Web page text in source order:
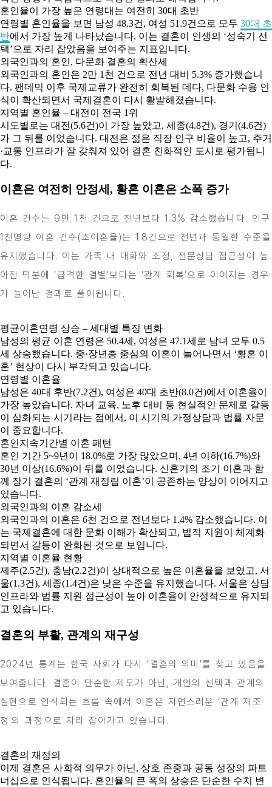
혼인율이 가장 높은 연령대는 여전히 30대 초반
연령별 혼인율을 보면 남성 48.3건, 여성 51.9건으로 모두 30대 초
반에서 가장 높게 나타났습니다. 이는 결혼이 인생의 ‘성숙기 선
택’으로 자리 잡았음을 보여주는 지표입니다.
외국인과의 혼인, 다문화 결혼의 확산세
외국인과의 혼인은 2만 1천 건으로 전년 대비 5.3% 증가했습니
다. 팬데믹 이후 국제교류가 완전히 회복된 데다, 다문화 수용 인
식이 확산되면서 국제결혼이 다시 활발해졌습니다.
지역별 혼인율 – 대전이 전국 1위
시도별로는 대전(5.6건)이 가장 높았고, 세종(4.8건), 경기(4.6건)
가 그 뒤를 이었습니다. 대전은 젊은 직장 인구 비율이 높고, 주거
·교통 인프라가 잘 갖춰져 있어 결혼 친화적인 도시로 평가됩니
다.
이혼은 여전히 안정세, 황혼 이혼은 소폭 증가
이혼 건수는 9만 1천 건으로 전년보다 1.3% 감소했습니다. 인구
1천명당 이혼 건수(조이혼율)는 1.8건으로 전년과 동일한 수준을
유지했습니다. 이는 가족 내 대화와 조정, 전문상담 접근성이 높
아진 덕분에 ‘급격한 결별’보다는 ‘관계 회복’으로 이어지는 경우
가 늘어난 결과로 풀이됩니다.
평균이혼연령 상승 – 세대별 특징 변화
남성의 평균 이혼 연령은 50.4세, 여성은 47.1세로 남녀 모두 0.5
세 상승했습니다. 중·장년층 중심의 이혼이 늘어나면서 ‘황혼 이
혼’ 현상이 다시 부각되고 있습니다.
연령별 이혼율
남성은 40대 후반(7.2건), 여성은 40대 초반(8.0건)에서 이혼율이
가장 높았습니다. 자녀 교육, 노후 대비 등 현실적인 문제로 갈등
이 심화되는 시기라는 점에서, 이 시기의 가정상담과 법률 자문
이 중요합니다.
혼인지속기간별 이혼 패턴
혼인 기간 5~9년이 18.0%로 가장 많았으며, 4년 이하(16.7%)와
30년 이상(16.6%)이 뒤를 이었습니다. 신혼기의 조기 이혼과 함
께 장기 결혼의 ‘관계 재정립 이혼’이 공존하는 양상이 이어지고
있습니다.
외국인과의 이혼 감소세
외국인과의 이혼은 6천 건으로 전년보다 1.4% 감소했습니다. 이
는 국제결혼에 대한 문화 이해가 확산되고, 법적 지원이 체계화
되면서 갈등이 완화된 것으로 보입니다.
지역별 이혼율 현황
제주(2.5건), 충남(2.2건)이 상대적으로 높은 이혼율을 보였고, 서
울(1.3건), 세종(1.4건)은 낮은 수준을 유지했습니다. 서울은 상담
인프라와 법률 지원 접근성이 높아 이혼율이 안정적으로 유지되
고 있습니다.
결혼의 부활, 관계의 재구성
2024년 통계는 한국 사회가 다시 ‘결혼의 의미’를 찾고 있음을
보여줍니다. 결혼이 단순한 제도가 아닌, 개인의 선택과 관계의
실현으로 인식되는 흐름 속에서 이혼은 자연스러운 ‘관계 재조
정’의 과정으로 자리 잡아가고 있습니다.
결혼의 재정의
이제 결혼은 사회적 의무가 아닌, 상호 존중과 공동 성장의 파트
너십으로 인식됩니다. 혼인율의 큰 폭의 상승은 단순한 수치 변